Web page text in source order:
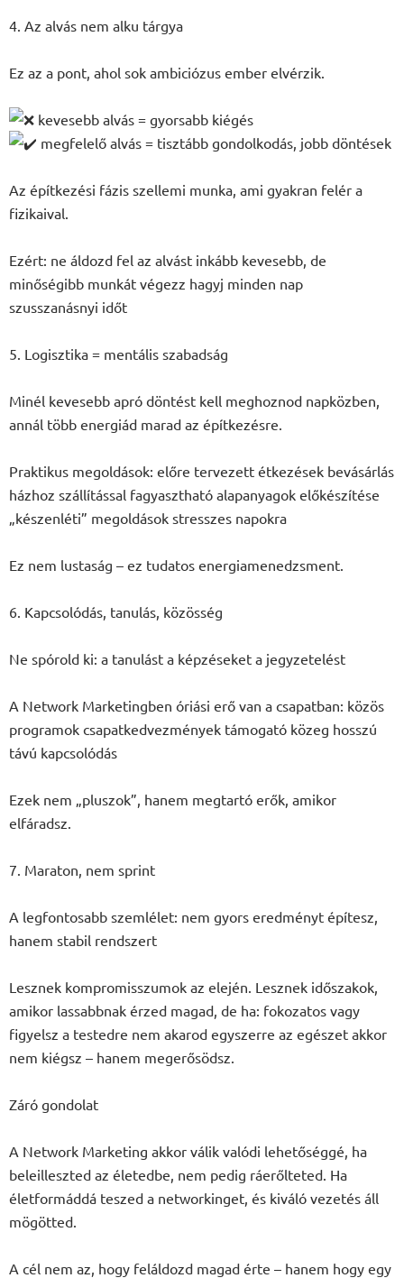
4. Az alvás nem alku tárgya
Ez az a pont, ahol sok ambiciózus ember elvérzik.
kevesebb alvás = gyorsabb kiégés
megfelelő alvás = tisztább gondolkodás, jobb döntések
Az építkezési fázis szellemi munka, ami gyakran felér a
fizikaival.
Ezért: ne áldozd fel az alvást inkább kevesebb, de
minőségibb munkát végezz hagyj minden nap
szusszanásnyi időt
5. Logisztika = mentális szabadság
Minél kevesebb apró döntést kell meghoznod napközben,
annál több energiád marad az építkezésre.
Praktikus megoldások: előre tervezett étkezések bevásárlás
házhoz szállítással fagyasztható alapanyagok előkészítése
„készenléti” megoldások stresszes napokra
Ez nem lustaság – ez tudatos energiamenedzsment.
6. Kapcsolódás, tanulás, közösség
Ne spórold ki: a tanulást a képzéseket a jegyzetelést
A Network Marketingben óriási erő van a csapatban: közös
programok csapatkedvezmények támogató közeg hosszú
távú kapcsolódás
Ezek nem „pluszok”, hanem megtartó erők, amikor
elfáradsz.
7. Maraton, nem sprint
A legfontosabb szemlélet: nem gyors eredményt építesz,
hanem stabil rendszert
Lesznek kompromisszumok az elején. Lesznek időszakok,
amikor lassabbnak érzed magad, de ha: fokozatos vagy
figyelsz a testedre nem akarod egyszerre az egészet akkor
nem kiégsz – hanem megerősödsz.
Záró gondolat
A Network Marketing akkor válik valódi lehetőséggé, ha
beleilleszted az életedbe, nem pedig ráerőlteted. Ha
életformáddá teszed a networkinget, és kiváló vezetés áll
mögötted.
A cél nem az, hogy feláldozd magad érte – hanem hogy egy